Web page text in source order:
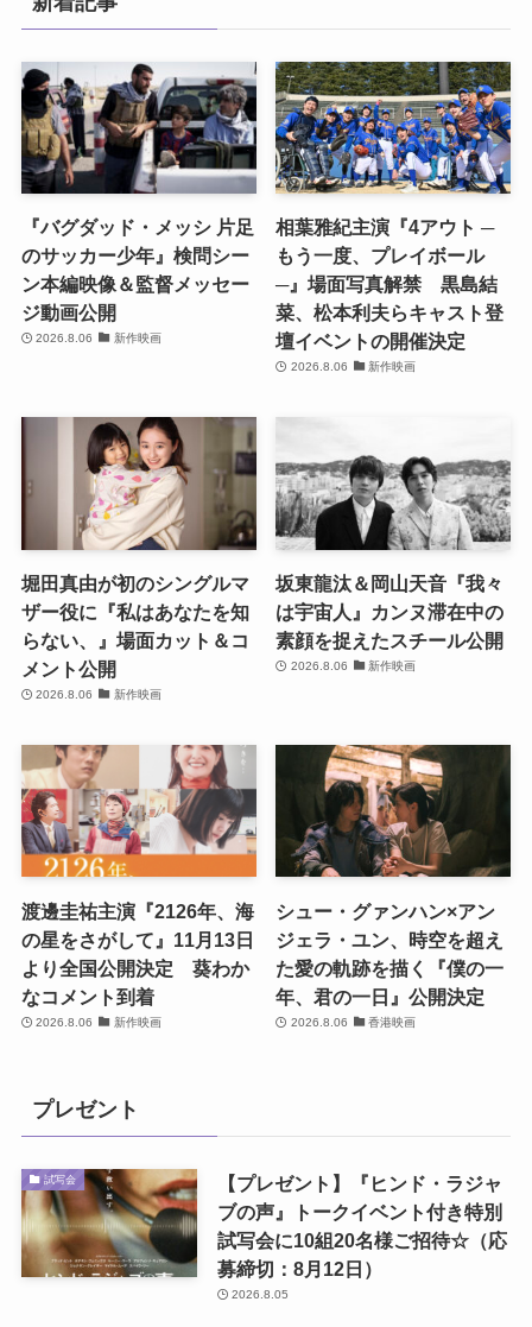
『バグダッド・メッシ 片足
のサッカー少年』検問シー
ン本編映像＆監督メッセー
ジ動画公開
2026.8.06 新作映画
相葉雅紀主演『4アウト ─
もう一度、プレイボール
─』場面写真解禁 黒島結
菜、松本利夫らキャスト登
壇イベントの開催決定
2026.8.06 新作映画
堀田真由が初のシングルマ
ザー役に『私はあなたを知
らない、』場面カット＆コ
メント公開
2026.8.06 新作映画
坂東龍汰＆岡山天音『我々
は宇宙人』カンヌ滞在中の
素顔を捉えたスチール公開
2026.8.06 新作映画
渡邊圭祐主演『2126年、海
の星をさがして』11月13日
より全国公開決定 葵わか
なコメント到着
2026.8.06 新作映画
シュー・グァンハン×アン
ジェラ・ユン、時空を超え
た愛の軌跡を描く『僕の一
年、君の一日』公開決定
2026.8.06 香港映画
プレゼント
試写会
【プレゼント】『ヒンド・ラジャ
ブの声』トークイベント付き特別
試写会に10組20名様ご招待☆（応
募締切：8月12日）
2026.8.05